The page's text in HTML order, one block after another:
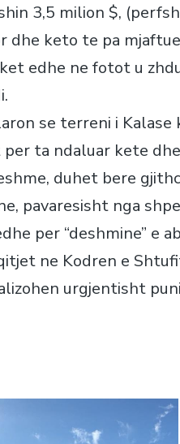
3,5 milion $,
dhe keto te pa
edhe ne fotot u
se terreni i
per ta ndaluar kete
duhet bere
pavaresisht nga
per “deshmine” e
ne Kodren e
urgjentisht